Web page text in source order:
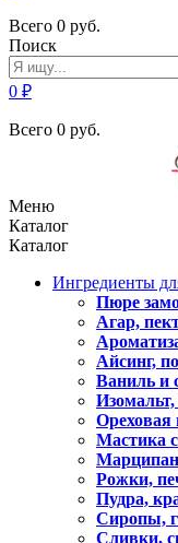
Всего 0 руб.
Поиск
0 ₽
Всего 0 руб.
Меню
Каталог
Каталог
Ингредиенты
Пюре
Агар,
Айсинг,
Ваниль и
Ореховая
Мастика
Марципан
Рожки,
Пудра,
Сиропы,
Сливки,